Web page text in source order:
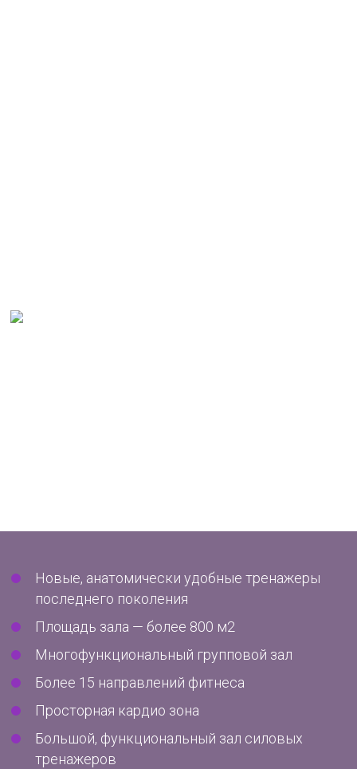
Новые, анатомически удобные тренажеры
последнего поколения
Площадь зала — более 800 м2
Многофункциональный групповой зал
Более 15 направлений фитнеса
Просторная кардио зона
Большой, функциональный зал силовых
тренажеров